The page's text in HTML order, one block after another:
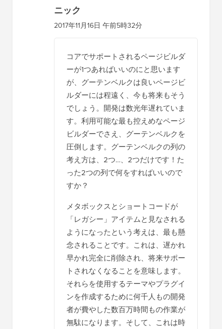
ニック
2017年11月16日 午前5時32分
コアでサポートされるページビルダ
ーが1つあればいいのにと思います
が、グーテンベルクは良いページビ
ルダーには程遠く、今も将来もそう
でしょう。開発は数光年遅れていま
す。利用可能な最も控えめなページ
ビルダーでさえ、グーテンベルクを
圧倒します。グーテンベルクの列の
考え方は、2つ…、2つだけです！た
った2つの列で何をすればいいので
すか？
メタボックスとショートコードが
「レガシー」アイテムと見なされる
ようになったという考えは、最も懸
念されることです。これは、遅かれ
早かれ完全に削除され、将来サポー
トされなくなることを意味します。
それらを使用するテーマやプラグイ
ンを作成するために何千人もの開発
者が費やした数百万時間もの作業が
無駄になります。そして、これは時